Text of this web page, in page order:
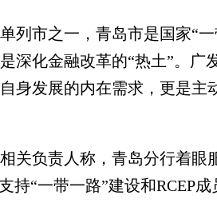
市之一，青岛市是国家“一
深化金融改革的“热土”。广
身发展的内在需求，更是主
负责人称，青岛分行着眼
持“一带一路”建设和RCEP